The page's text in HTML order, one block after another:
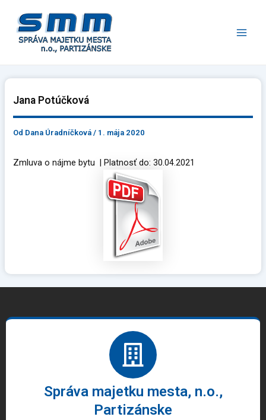
obsah
Jana Potúčková
Od Dana Úradníčková/ 1. mája 2020
Zmluva o nájme bytu | Platnosť do: 30.04.2021
Správa majetku mesta, n.o.,
Partizánske